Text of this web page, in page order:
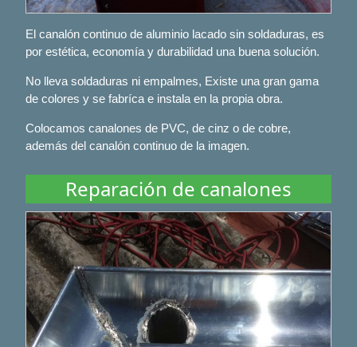
El canalón continuo de aluminio lacado sin soldaduras, es
por estética, economía y durabilidad una buena solución.
No lleva soldaduras ni empalmes, Existe una gran gama
de colores y se fabríca e instala en la propia obra.
Colocamos canalones de PVC, de cinz o de cobre,
además del canalón continuo de la imagen.
Reparación de canalones